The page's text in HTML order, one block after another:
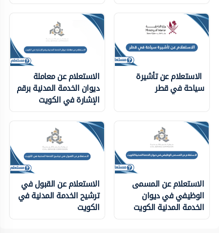
الاستعلام عن تأشيرة
سياحة في قطر
الاستعلام عن معاملة
ديوان الخدمة المدنية برقم
الإشارة في الكويت
الاستعلام عن المسمى
الوظيفي في ديوان
الخدمة المدنية الكويت
الاستعلام عن القبول في
ترشيح الخدمة المدنية في
الكويت